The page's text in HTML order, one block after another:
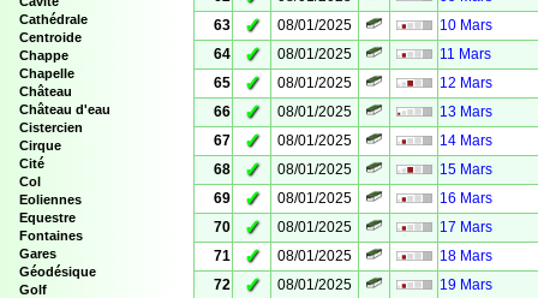
Cathédrale
Centroide
Chappe
Chapelle
Château
Château d'eau
Cistercien
Cirque
Cité
Col
Eoliennes
Equestre
Fontaines
Gares
Géodésique
Golf
63
✓ 08/01/2025
10 Mars
64
✓ 08/01/2025
11 Mars
65
✓ 08/01/2025
12 Mars
66
✓ 08/01/2025
13 Mars
67
✓ 08/01/2025
14 Mars
68
✓ 08/01/2025
15 Mars
69
✓ 08/01/2025
16 Mars
70
✓ 08/01/2025
17 Mars
71
✓ 08/01/2025
18 Mars
72
✓ 08/01/2025
19 Mars